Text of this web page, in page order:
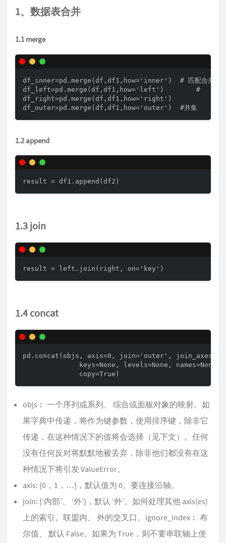
1、数据表合并
1.1 merge
df_inner=pd.merge(df,df1,how='inner')  # 匹配合并，
df_left=pd.merge(df,df1,how='left')        #
df_right=pd.merge(df,df1,how='right')
df_outer=pd.merge(df,df1,how='outer')  #并集
1.2 append
result = df1.append(df2)
1.3 join
result = left.join(right, on='key')
1.4 concat
pd.concat(objs, axis=0, join='outer',
keys=None, levels=None, names=None,
              copy=True)
objs︰ 一个序列或系列、 综合或面板对象的映射。如
果字典中传递，将作为键参数，使用排序键，除非它
传递，在这种情况下的值将会选择（见下文）。任何
没有任何反对将默默地被丢弃，除非他们都没有在这
种情况下将引发 ValueError。
axis: {0，1，…}，默认值为 0。要连接沿轴。
join: {‘内部’、 ‘外’}，默认 ‘外’。如何处理其他 axis(es)
上的索引。联盟内、 外的交叉口。ignore_index︰ 布
尔值、 默认 False。如果为 True，则不要串联轴上使